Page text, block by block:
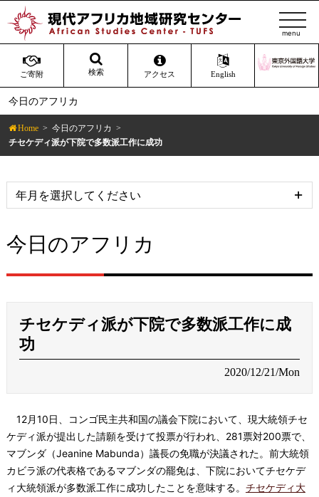
ご寄附 検索 アクセス English
t
o
g
l
v
g
a
n
今日のアフリカ
Home
今日のアフリカ
チセケディ派が下院で多数派工作に成功
今日のアフリカ
チセケディ派が下院で多数派工作に成
功
2020/12/21/Mon
12月10日、コンゴ民主共和国の議会下院において、現大統領チセ
ケディ派が提出した請願を受けて投票が行われ、281票対200票で、
マブンダ（Jeanine Mabunda）議長の免職が決議された。前大統領
カビラ派の代表格であるマブンダの罷免は、下院においてチセケデ
ィ大統領派が多数派工作に成功したことを意味する。 チセケディ大